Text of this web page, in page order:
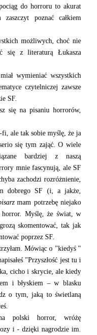
do horroru to akurat
zaszczyt poznać całkiem
możliwych, choć nie
się z literaturą Łukasza
wymieniać wszystkich
czytelniczej zawsze
SF.
się na pisaniu horrorów,
fi, ale tak sobie myślę, że ja
się tym zająć. O wiele
bardziej z naszą
mnie fascynują, ale SF
zachodzi rozróżnienie,
dobrego SF (i, a jakże,
mam potrzebę niejako
horror. Myślę, że świat, w
skomentować, tak jak
poprzez SF.
Mówiąc o "kiedyś "
"Przyszłość jest tu i
cicho i skrycie, ale kiedy
i błyskiem – w blasku
o tym, jaką to świetlaną
polski horror, wróżę
i - dzięki nagrodzie im.